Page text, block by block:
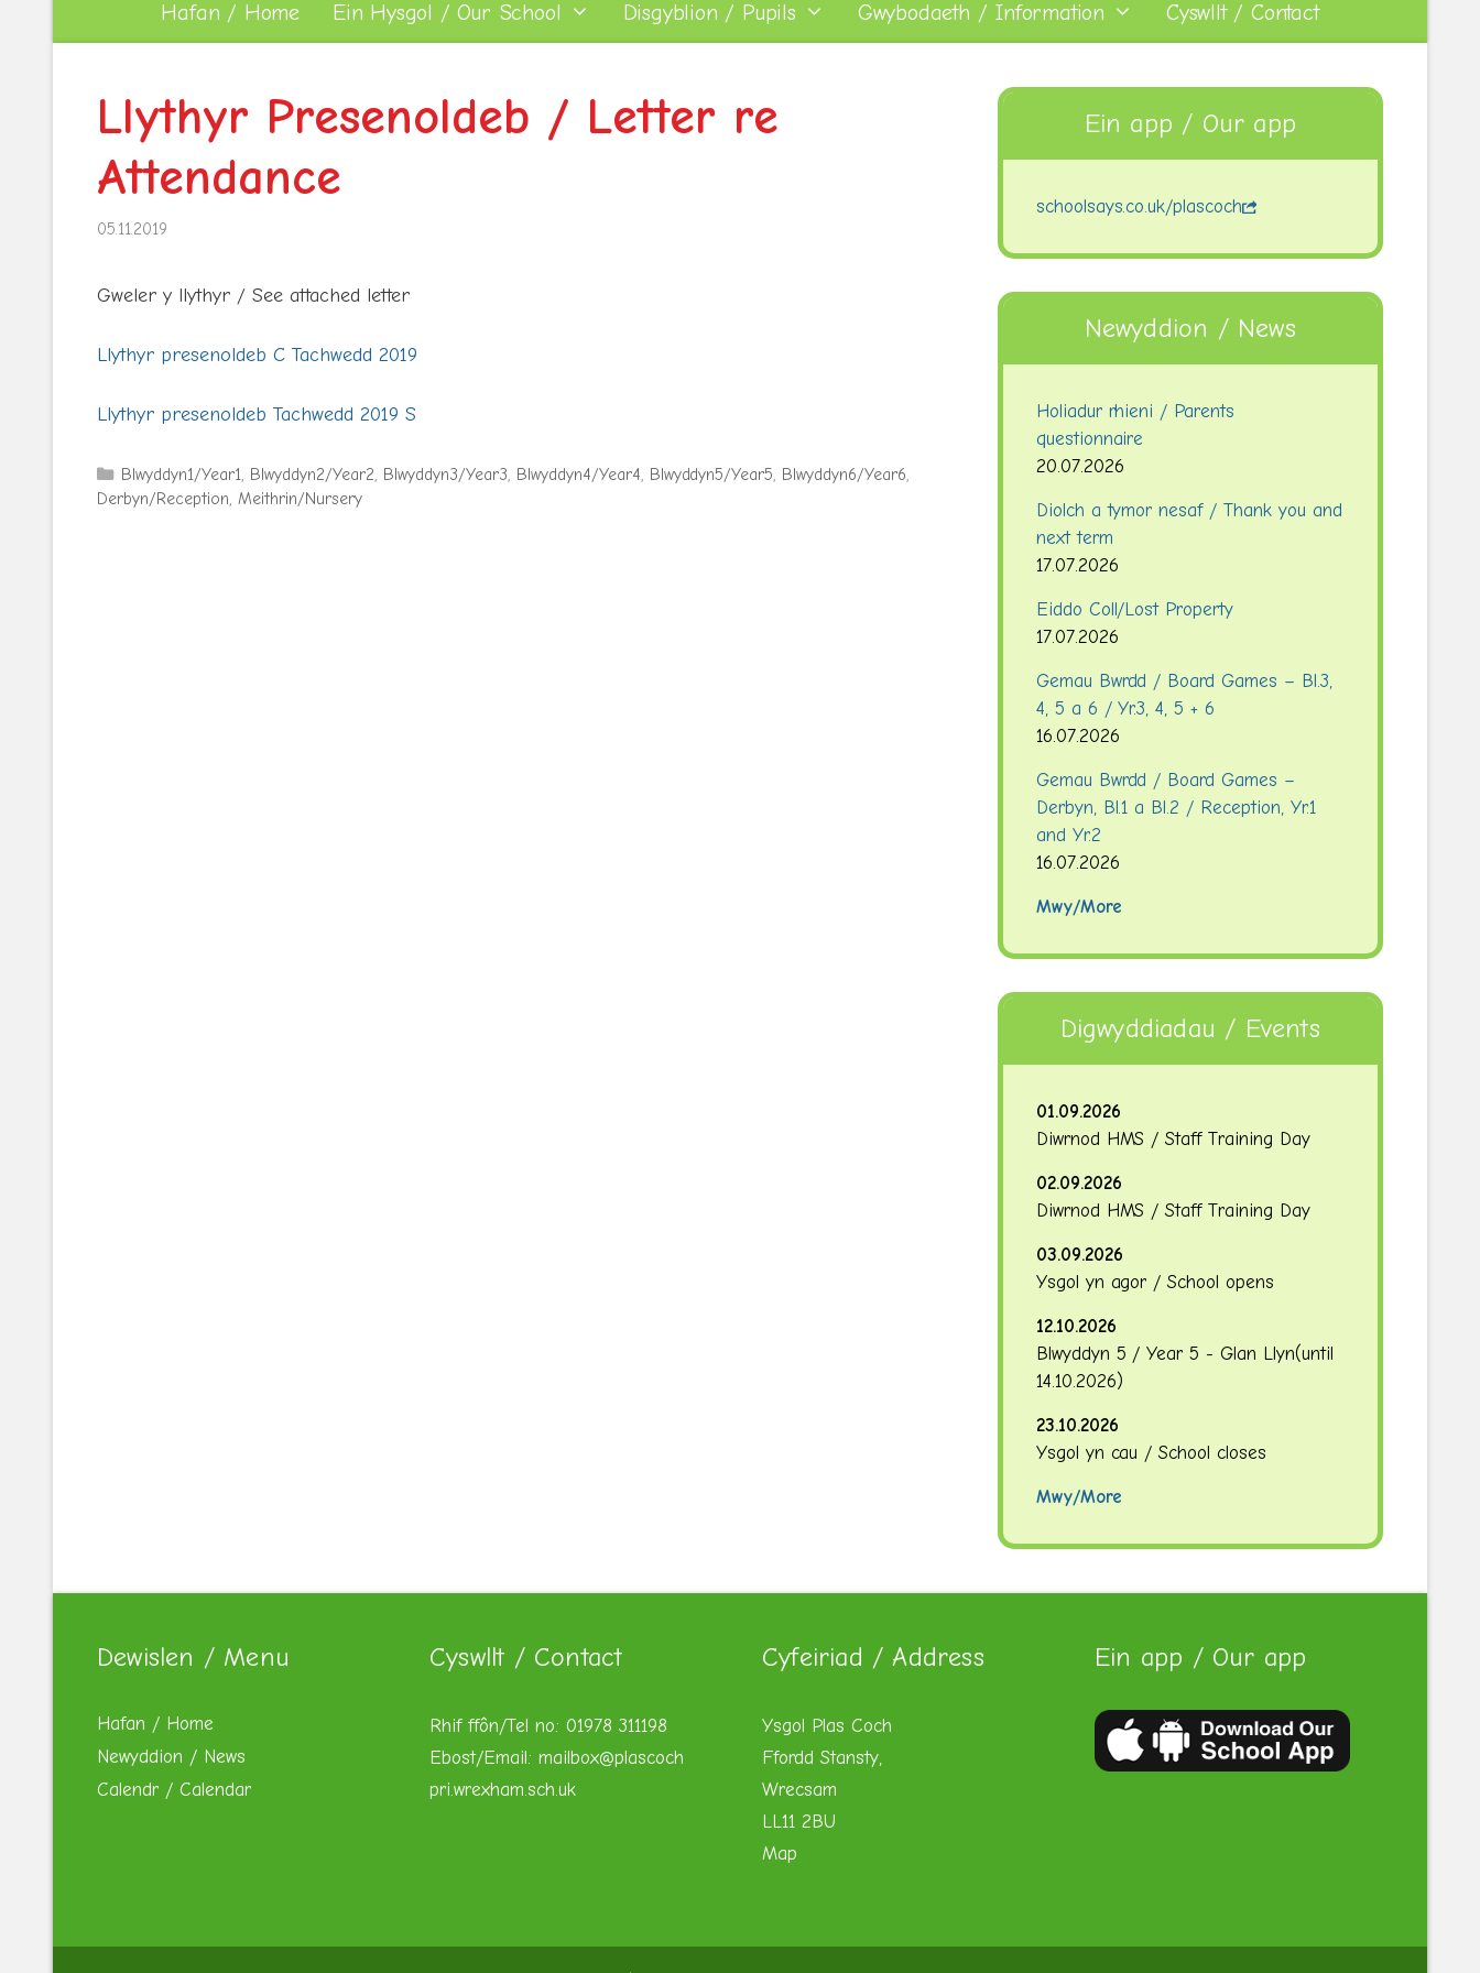
Hafan / Home Ein Hysgol / Our School Disgyblion / Pupils Gwybodaeth / Information Cyswllt / Contact
Llythyr Presenoldeb / Letter re
Attendance
05.11.2019
Gweler y llythyr / See attached letter
Llythyr presenoldeb C Tachwedd 2019
Llythyr presenoldeb Tachwedd 2019 S
Categories
Blwyddyn1/Year1, Blwyddyn2/Year2, Blwyddyn3/Year3, Blwyddyn4/Year4, Blwyddyn5/Year5, Blwyddyn6/Year6,
Derbyn/Reception, Meithrin/Nursery
Ein app / Our app
schoolsays.co.uk/plascoch
Newyddion / News
Holiadur rhieni / Parents
questionnaire
20.07.2026
Diolch a tymor nesaf / Thank you and
next term
17.07.2026
Eiddo Coll/Lost Property
17.07.2026
Gemau Bwrdd / Board Games – Bl.3,
4, 5 a 6 / Yr.3, 4, 5 + 6
16.07.2026
Gemau Bwrdd / Board Games –
Derbyn, Bl.1 a Bl.2 / Reception, Yr.1
and Yr.2
16.07.2026
Mwy/More
Digwyddiadau / Events
01.09.2026
Diwrnod HMS / Staff Training Day
02.09.2026
Diwrnod HMS / Staff Training Day
03.09.2026
Ysgol yn agor / School opens
12.10.2026
Blwyddyn 5 / Year 5 - Glan Llyn(until
14.10.2026)
23.10.2026
Ysgol yn cau / School closes
Mwy/More
Dewislen / Menu
Hafan / Home
Newyddion / News
Calendr / Calendar
Cyswllt / Contact
Rhif ffôn/Tel no: 01978 311198
Ebost/Email: mailbox@plascoch
pri.wrexham.sch.uk
Cyfeiriad / Address
Ysgol Plas Coch
Ffordd Stansty,
Wrecsam
LL11 2BU
Map
Ein app / Our app